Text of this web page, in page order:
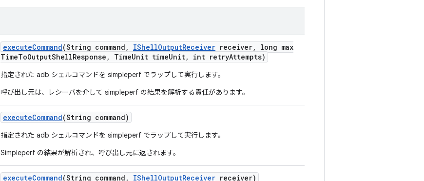
executeCommand(String command , IShellOutputReceiver receiver,
long max
TimeToOutputShellResponse , TimeUnit timeUnit, int retryAttempts)
指定された adb シェルコマンドを simpleperf でラップして実行します。
呼び出し元は、レシーバを介して simpleperf の結果を解析する責任があります。
executeCommand(String command)
指定された adb シェルコマンドを simpleperf でラップして実行します。
Simpleperf の結果が解析され、呼び出し元に返されます。
executeCommand(String command , IShellOutputReceiver receiver)